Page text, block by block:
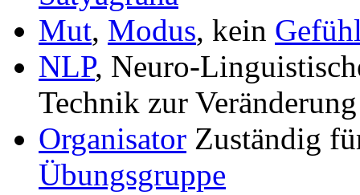
Mut, Modus, kein
NLP, Neuro-
Technik zur
Organisator Zuständig
Übungsgruppe